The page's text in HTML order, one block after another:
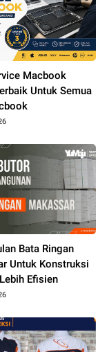
Macbook
Untuk Semua
Bata Ringan
Untuk Konstruksi
Efisien